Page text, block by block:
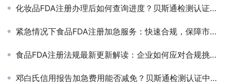
化妆品FDA注册办理后如何查询进度？贝斯通检测认证中心为您解答
紧急情况下食品FDA注册加急服务：快速合规，保障市场准入
食品FDA注册法规最新更新解读：企业如何应对合规挑战？
邓白氏信用报告加急费用能否减免？贝斯通检测认证中心为您解答